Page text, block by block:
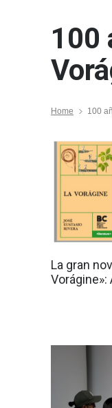
100
Home 100
La gran
Vorágine»: